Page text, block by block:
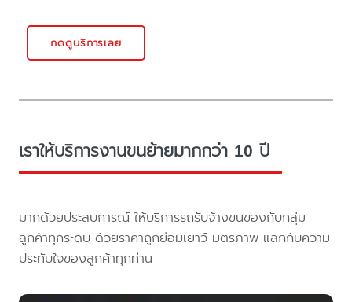
กดดูบริการเลย
เราให้บริการงานขนย้ายมากกว่า 10 ปี
มากด้วยประสบการณ์ ให้บริการรถรับจ้างขนของกับกลุ่ม
ลูกค้าทุกระดับ ด้วยราคาถูกย่อมเยาว์ มิตรภาพ แลกกับความ
ประทับใจของลูกค้าทุกท่าน